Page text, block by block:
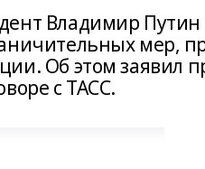
Владимир Путин
мер,
Об этом заявил
с ТАСС.